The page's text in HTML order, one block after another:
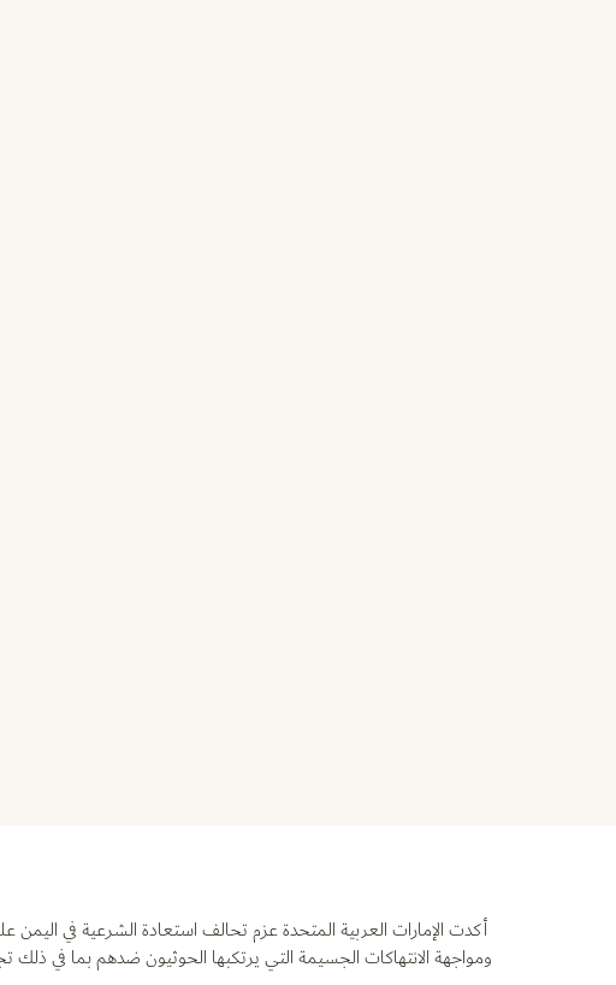
أكدت الإمارات العربية المتحدة عزم تحالف استعادة الشرعية في اليمن
ومواجهة الانتهاكات الجسيمة التي يرتكبها الحوثيون ضدهم بما في ذلك